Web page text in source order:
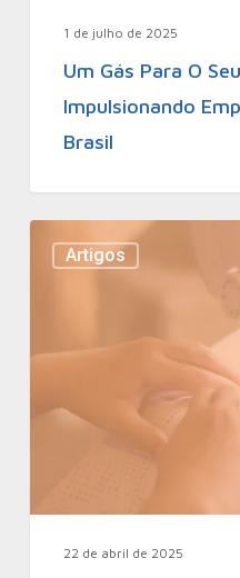
1 de julho de 2025
Um Gás Para O
Impulsionando
Brasil
Artigos
22 de abril de 2025